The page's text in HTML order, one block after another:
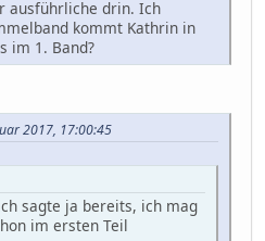
ausführliche drin. Ich
kommt Kathrin in
im 1. Band?
2017, 17:00:45
sagte ja bereits, ich mag
im ersten Teil